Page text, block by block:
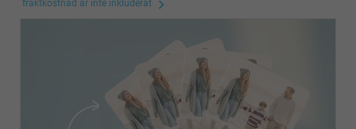
fraktkostnad är inte inkluderat